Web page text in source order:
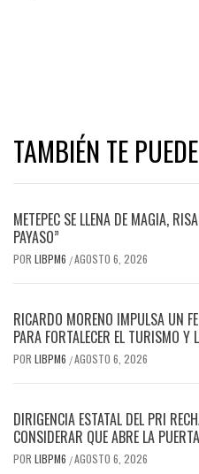
TAMBIÉN TE
METEPEC SE LLENA DE MAGIA,
PAYASO”
POR LIBPM6 /AGOSTO 6, 2026
RICARDO MORENO IMPULSA UN
PARA FORTALECER EL TURISMO Y
POR LIBPM6 /AGOSTO 6, 2026
DIRIGENCIA ESTATAL DEL PRI
CONSIDERAR QUE ABRE LA
POR LIBPM6 /AGOSTO 6, 2026